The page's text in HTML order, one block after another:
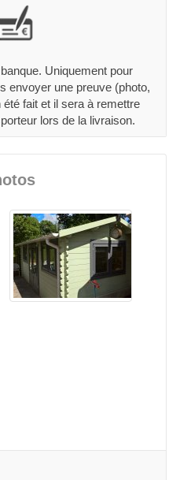
Uniquement pour
envoyer une preuve (photo,
fait et il sera à remettre
lors de la livraison.